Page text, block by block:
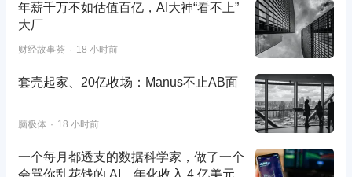
年薪千万不如估值百亿，AI大神“看不上”
大厂
财经故事荟 18 小时前
套壳起家、20亿收场：Manus不止AB面
脑极体 18 小时前
一个每月都透支的数据科学家，做了一个
会骂你乱花钱的 AI，年化收入 4 亿美元